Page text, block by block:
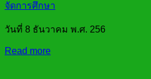
จัดการศึกษา
วันที่ 8 ธันวาคม พ.ศ. 256
Read more